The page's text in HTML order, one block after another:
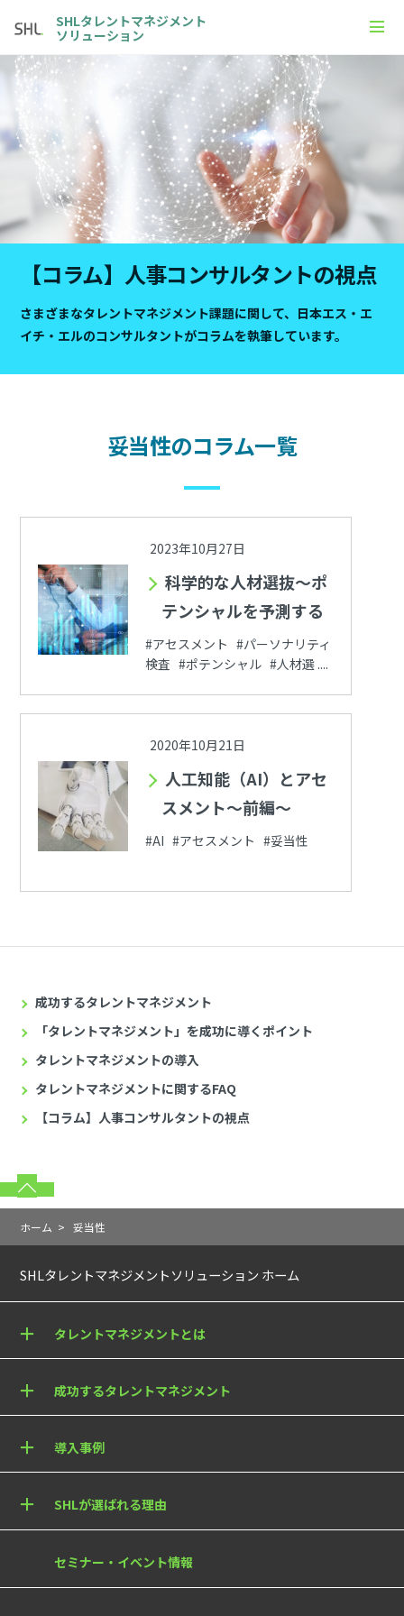
SHLタレントマネジメント
ソリューション
【コラム】人事コンサルタントの視点
さまざまなタレントマネジメント課題に関して、 日本エス・エ
イチ・エルのコンサルタントがコラムを執筆しています。
妥当性のコラム一覧
2023年10月27日
科学的な人材選抜～ポ
テンシャルを予測する
#アセスメント #パーソナリティ
検査 #ポテンシャル #人材選 ....
2020年10月21日
人工知能（AI）とアセ
スメント～前編～
#AI #アセスメント #妥当性
成功するタレントマネジメント
「タレントマネジメント」を成功に導くポイント
タレントマネジメントの導入
タレントマネジメントに関するFAQ
【コラム】人事コンサルタントの視点
ホーム >妥当性
SHLタレントマネジメントソリューション ホーム
タレントマネジメントとは
成功するタレントマネジメント
導入事例
SHLが選ばれる理由
セミナー・イベント情報